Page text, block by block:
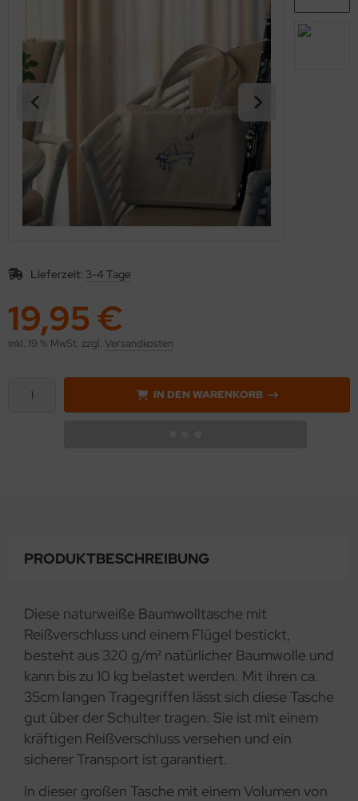
Lieferzeit: 3-4 Tage
19,95 €
inkl. 19 % MwSt. zzgl. Versandkosten
IN DEN WARENKORB
PRODUKTBESCHREIBUNG
Diese naturweiße Baumwolltasche mit
Reißverschluss und einem Flügel bestickt,
besteht aus 320 g/m² natürlicher Baumwolle und
kann bis zu 10 kg belastet werden. Mit ihren ca.
35cm langen Tragegriffen lässt sich diese Tasche
gut über der Schulter tragen. Sie ist mit einem
kräftigen Reißverschluss versehen und ein
sicherer Transport ist garantiert.
In dieser großen Tasche mit einem Volumen von